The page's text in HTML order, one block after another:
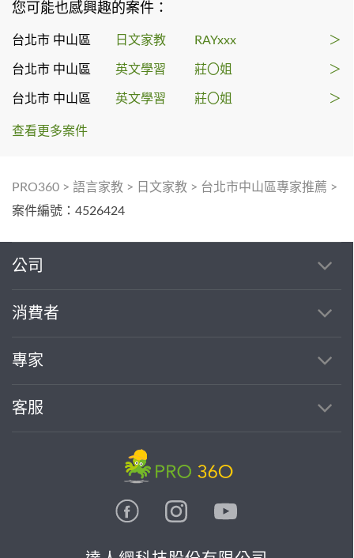
您可能也感興趣的案件：
台北市 中山區 日文家教 RAYxxx ＞
台北市 中山區 英文學習 莊〇姐 ＞
台北市 中山區 英文學習 莊〇姐 ＞
查看更多案件
PRO360 > 語言家教 > 日文家教 > 台北市中山區專家推薦 >
案件編號：4526424
公司
消費者
專家
客服